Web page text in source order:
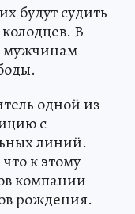
будут судить
В
мужчинам
одной из
с
линий.
к этому
компании —
рождения.